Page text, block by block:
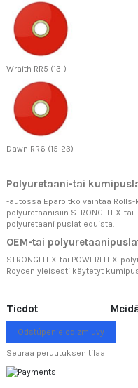
Wraith RR5 (13-)
Dawn RR6 (15-23)
Polyuretaani-tai
-autossa Epäröitkö vaihtaa
polyuretaanisiin STRONGFLEX-
polyuretaani puslat eduista.
OEM-tai
STRONGFLEX-tai POWERFLEX-
Roycen yleisesti käytetyt
Tiedot
Odstúpenie od zmluvy
Seuraa peruutuksen tilaa